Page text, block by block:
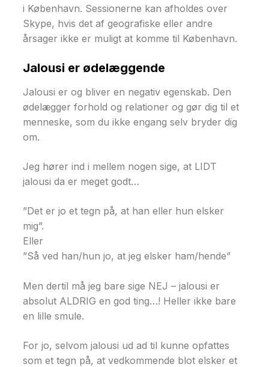
i København. Sessionerne kan afholdes over
Skype, hvis det af geografiske eller andre
årsager ikke er muligt at komme til København.
Jalousi er ødelæggende
Jalousi er og bliver en negativ egenskab. Den
ødelægger forhold og relationer og gør dig til et
menneske, som du ikke engang selv bryder dig
om.
Jeg hører ind i mellem nogen sige, at LIDT
jalousi da er meget godt…
”Det er jo et tegn på, at han eller hun elsker
mig”.
Eller
”Så ved han/hun jo, at jeg elsker ham/hende”
Men dertil må jeg bare sige NEJ – jalousi er
absolut ALDRIG en god ting…! Heller ikke bare
en lille smule.
For jo, selvom jalousi ud ad til kunne opfattes
som et tegn på, at vedkommende blot elsker et